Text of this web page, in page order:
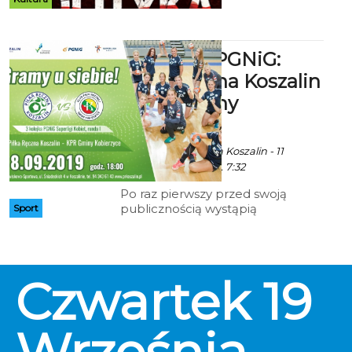
Sport
Superliga PGNiG:
Piłka Ręczna Koszalin
- KPR Gminy
Kobierzyce
Art, fot. Piłka Ręczna Koszalin - 11
Września 2019 godz. 7:32
Po raz pierwszy przed swoją
publicznością wystąpią
bm.) o godz. 18.00. Miejscem
pojedynku będzie Hala
Widowiskowo-Sportowa.
Czwartek 19